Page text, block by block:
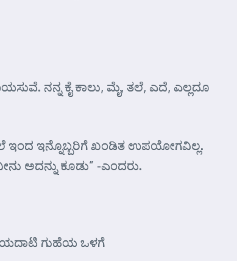
ನನ್ನ ಕೈ ಕಾಲು, ಮೈ, ತಲೆ, ಎದೆ, ಎಲ್ಲದೂ
ತಲೆ ಇಂದ ಇನ್ನೊಬ್ಬರಿಗೆ ಖಂಡಿತ ಉಪಯೋಗವಿಲ್ಲ.
ಅದನ್ನು ಕೂಡು” -ಎಂದರು.
ಗುಹೆಯ ಒಳಗೆ